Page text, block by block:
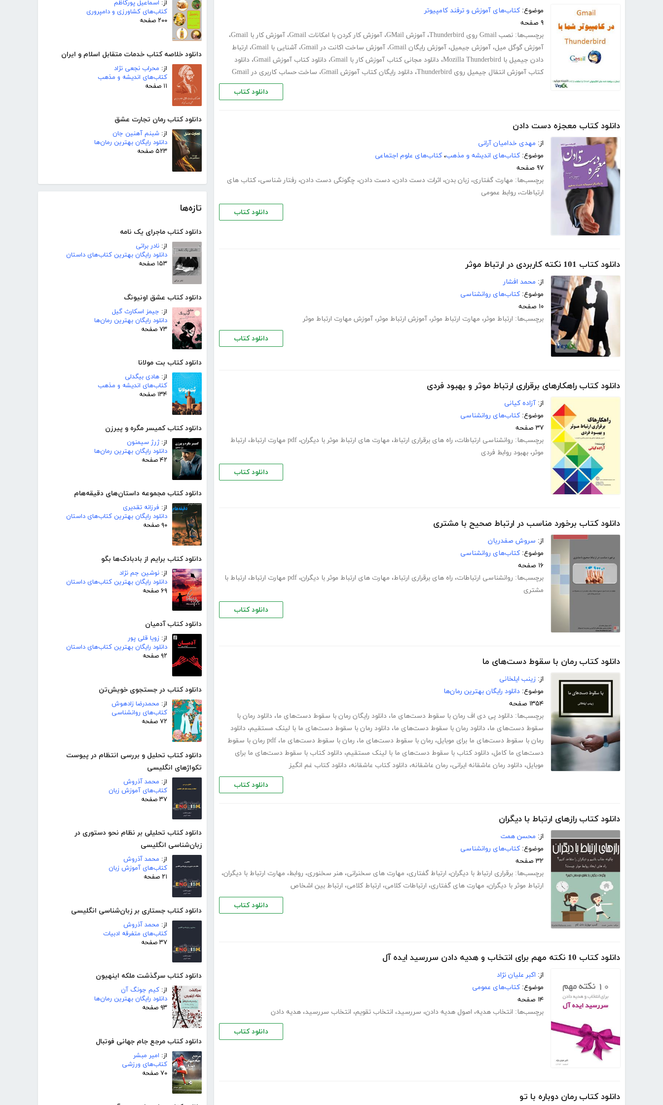
از: اسماعیل پورکاظم
کتاب‌های کشاورزی و دامپروری
۲۰۰ صفحه
دانلود خلاصه کتاب خدمات متقابل اسلام و ایران
از: محراب نجعی نژاد
کتاب‌های اندیشه و مذهب
۱۱ صفحه
دانلود کتاب رمان تجارت عشق
از: شبنم آهنین جان
دانلود رایگان بهترین رمان‌ها
۵۲۳ صفحه
تازه‌ها
دانلود کتاب ماجرای یک نامه
از: نادر براتی
دانلود رایگان بهترین کتاب‌های داستان
۱۵۳ صفحه
دانلود کتاب عشق اونیونگ
از: جیمز اسکارث گیل
دانلود رایگان بهترین رمان‌ها
۷۳ صفحه
دانلود کتاب بت مولانا
از: هادی بیگدلی
کتاب‌های اندیشه و مذهب
۱۳۴ صفحه
دانلود کتاب کمیسر مگره و پیرزن
از:ژرژ سیمنون
دانلود رایگان بهترین رمان‌ها
۴۲ صفحه
دانلود کتاب مجموعه داستان‌های دقیقه‌هام
از: فرزانه تقدیری
دانلود رایگان بهترین کتاب‌های داستان
۹۰ صفحه
دانلود کتاب برایم از بادبادک‌ها بگو
از: نوشین جم نژاد
دانلود رایگان بهترین کتاب‌های داستان
۶۹ صفحه
دانلود کتاب آدمیان
از: زویا قلی پور
دانلود رایگان بهترین کتاب‌های داستان
۹۲ صفحه
دانلود کتاب در جستجوی خویش‌تن
از: محمدرضا زادهوش
کتاب‌های روانشناسی
۷۲ صفحه
دانلود کتاب تحلیل و بررسی انتظام در پیوست
تکواژهای انگلیسی
از: محمد آذروش
کتاب‌های آموزش زبان
۳۷ صفحه
دانلود کتاب تحلیلی بر نظام نحو دستوری در
زبان‌شناسی انگلیسی
از: محمد آذروش
کتاب‌های آموزش زبان
۲۱ صفحه
دانلود کتاب جستاری بر زبان‌شناسی انگلیسی
از: محمد آذروش
کتاب‌های متفرقه ادبیات
۳۷ صفحه
دانلود کتاب سرگذشت ملکه اینهیون
از: کیم جونگ آن
دانلود رایگان بهترین رمان‌ها
۹۳ صفحه
دانلود کتاب مرجع جام جهانی فوتبال
از: امیر مبشر
کتاب‌های ورزشی
۷۰ صفحه
موضوع: کتاب‌های آموزش و ترفند کامپیوتر
۹ صفحه
برچسب‌ها: نصب Gmail روی Thunderbird ، آموزش GMail ، آموزش کار کردن با امکانات Gmail ، آموزش کار با Gmail
،
آموزش گوگل میل، آموزش جیمیل، آموزش رایگان Gmail ، آموزش ساخت اکانت در Gmail ، آشنایی با Gmail ، ارتباط
دادن جیمیل با Mozilla Thunderbird
، دانلود مجانی کتاب آموزش کار با Gmail ، دانلود کتاب آموزش Gmail ، دانلود
کتاب آموزش انتقال جیمیل روی Thunderbird
، دانلود رایگان کتاب آموزش Gmail ، ساخت حساب کاربری در Gmail
دانلود کتاب
دانلود کتاب معجزه دست دادن
از: مهدی خدامیان آرانی
موضوع: کتاب‌های اندیشه و مذهب، کتاب‌های علوم اجتماعی
۹۷ صفحه
برچسب‌ها: مهارت گفتاری، زبان بدن، اثرات دست دادن، دست دادن، چگونگی دست دادن، رفتار شناسی، کتاب های
ارتباطات، روابط عمومی
دانلود کتاب
دانلود کتاب 101 نکته کاربردی در ارتباط موثر
از: محمد افشار
موضوع: کتاب‌های روانشناسی
۱۰ صفحه
برچسب‌ها: ارتباط موثر، مهارت ارتباط موثر، آموزش ارتباط موثر، آموزش مهارت ارتباط موثر
دانلود کتاب
دانلود کتاب راهکارهای برقراری ارتباط موثر و بهبود فردی
از: آزاده کیانی
موضوع: کتاب‌های روانشناسی
۳۷ صفحه
برچسب‌ها: روانشناسی ارتباطات، راه های برقراری ارتباط، مهارت های ارتباط موثر با دیگران، pdf مهارت ارتباط ، ارتباط
موثر، بهبود روابط فردی
دانلود کتاب
دانلود کتاب برخورد مناسب در ارتباط صحیح با مشتری
از: سروش صفدریان
موضوع: کتاب‌های روانشناسی
۱۶ صفحه
برچسب‌ها: روانشناسی ارتباطات، راه های برقراری ارتباط، مهارت های ارتباط موثر با دیگران، pdf مهارت ارتباط ، ارتباط با
مشتری
دانلود کتاب
دانلود کتاب رمان با سقوط دست‌های ما
از: زینب ایلخانی
موضوع: دانلود رایگان بهترین رمان‌ها
۱۳۵۴ صفحه
برچسب‌ها: دانلود پی دی اف رمان با سقوط دست‌های ما، دانلود رایگان رمان با سقوط دست‌های ما، دانلود رمان با
سقوط دست‌های ما، دانلود رمان با سقوط دست‌های ما، دانلود رمان با سقوط دست‌های ما با لینک مستقیم، دانلود
رمان با سقوط دست‌های ما برای موبایل، رمان با سقوط دست‌های ما، رمان با سقوط دست‌های ما،
pdf رمان با سقوط
دست‌های ما کامل، دانلود کتاب با سقوط دست‌های ما با لینک مستقیم، دانلود کتاب با سقوط دست‌های ما برای
موبایل، دانلود رمان عاشقانه ایرانی، رمان عاشقانه، دانلود کتاب عاشقانه، دانلود کتاب غم انگیز
دانلود کتاب
دانلود کتاب رازهای ارتباط با دیگران
از: محسن همت
موضوع: کتاب‌های روانشناسی
۳۲ صفحه
برچسب‌ها: برقراری ارتباط با دیگران، ارتباط گفتاری، مهارت های سخنرانی، هنر سخنوری، روابط، مهارت ارتباط با دیگران،
ارتباط موثر با دیگران، مهارت های گفتاری، ارتباطات کلامی، ارتباط کلامی، ارتباط بین اشخاص
دانلود کتاب
دانلود کتاب 10 نکته مهم برای انتخاب و هدیه دادن سررسید ایده آل
از: اکبر علیان نژاد
موضوع: کتاب‌های عمومی
۱۴ صفحه
برچسب‌ها: انتخاب هدیه، اصول هدیه دادن، سررسید، انتخاب تقویم، انتخاب سررسید، هدیه دادن
دانلود کتاب
دانلود کتاب رمان دوباره با تو